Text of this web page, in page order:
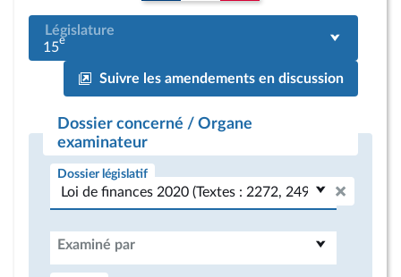
Législature
15e
Suivre les amendements en discussion
Dossier concerné / Organe
examinateur
Dossier législatif
Examiné par